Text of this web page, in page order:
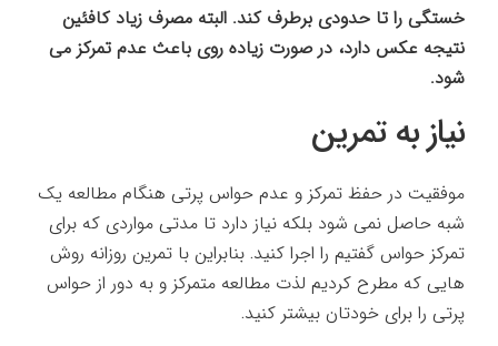
خستگی را تا حدودی برطرف کند. البته مصرف زیاد کافئین
نتیجه عکس دارد، در صورت زیاده روی باعث عدم تمرکز می
شود.
نیاز به تمرین
موفقیت در حفظ تمرکز و عدم حواس پرتی هنگام مطالعه یک
شبه حاصل نمی شود بلکه نیاز دارد تا مدتی مواردی که برای
تمرکز حواس گفتیم را اجرا کنید. بنابراین با تمرین روزانه روش
هایی که مطرح کردیم لذت مطالعه متمرکز و به دور از حواس
پرتی را برای خودتان بیشتر کنید.